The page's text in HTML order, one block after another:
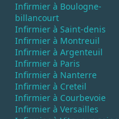
Infirmier à Boulogne-
billancourt
Infirmier à Saint-denis
Infirmier à Montreuil
Infirmier à Argenteuil
Infirmier à Paris
Infirmier à Nanterre
Infirmier à Creteil
Infirmier à Courbevoie
Infirmier à Versailles